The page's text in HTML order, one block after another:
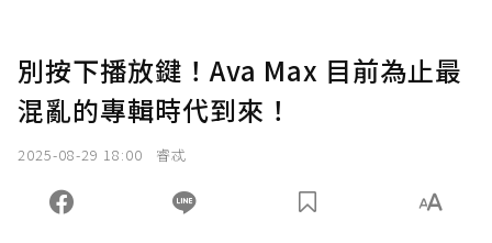
別按下播放鍵！Ava Max 目前為止最
混亂的專輯時代到來！
2025-08-29 18:00 睿忒